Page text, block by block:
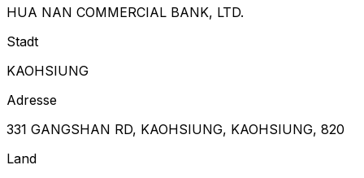
HUA NAN COMMERCIAL BANK, LTD.
Stadt
KAOHSIUNG
Adresse
331 GANGSHAN RD, KAOHSIUNG, KAOHSIUNG, 820
Land